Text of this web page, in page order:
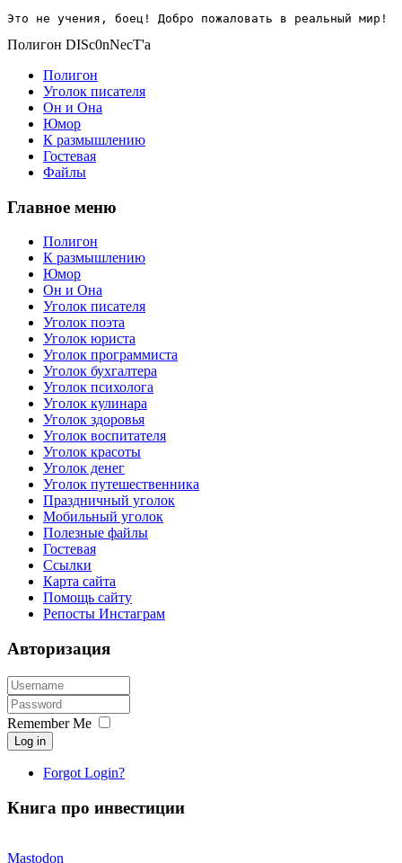
Это не учения, боец! Добро пожаловать в реальный мир!
Полигон DISc0nNecT'a
Полигон
Уголок писателя
Он и Она
Юмор
К размышлению
Гостевая
Файлы
Главное меню
Полигон
К размышлению
Юмор
Он и Она
Уголок писателя
Уголок поэта
Уголок юриста
Уголок программиста
Уголок бухгалтера
Уголок психолога
Уголок кулинара
Уголок здоровья
Уголок воспитателя
Уголок красоты
Уголок денег
Уголок путешественника
Праздничный уголок
Мобильный уголок
Полезные файлы
Гостевая
Ссылки
Карта сайта
Помощь сайту
Репосты Инстаграм
Авторизация
Remember Me
Log in
Forgot Login?
Книга про инвестиции
Mastodon